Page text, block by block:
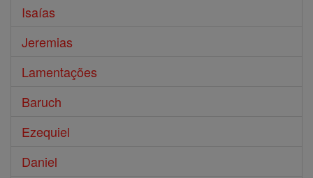
Isaías
Jeremias
Lamentações
Baruch
Ezequiel
Daniel